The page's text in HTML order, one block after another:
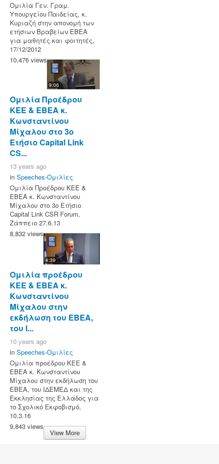
Ομιλία Γεν. Γραμ.
Υπουργείου Παιδείας, κ.
Κυριαζή στην απονομή των
ετήσιων Βραβείων ΕΒΕΑ
για μαθητές και φοιτητές,
17/12/2012
10,476 views
9:06
Ομιλία Προέδρου
ΚΕΕ & ΕΒΕΑ κ.
Κωνσταντίνου
Μίχαλου στο 3ο
Ετήσιο Capital Link
CS...
13 years ago
in Speeches-Ομιλίες
Ομιλία Προέδρου ΚΕΕ &
ΕΒΕΑ κ. Κωνσταντίνου
Μίχαλου στο 3ο Ετήσιο
Capital Link CSR Forum,
Ζάππειο 27.6.13
8,832 views
4:39
Ομιλία προέδρου
ΚΕΕ & ΕΒΕΑ κ.
Κωνσταντίνου
Μίχαλου στην
εκδήλωση του ΕΒΕΑ,
του Ι...
10 years ago
in Speeches-Ομιλίες
Ομιλία προέδρου ΚΕΕ &
ΕΒΕΑ κ. Κωνσταντίνου
Μίχαλου στην εκδήλωση του
ΕΒΕΑ, του ΙΔΕΜΕΔ και της
Εκκλησίας της Ελλάδος για
το Σχολικό Εκφοβισμό,
10.3.16
9,843 views
View More